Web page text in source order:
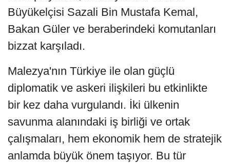
Büyükelçisi Sazali Bin Mustafa Kemal,
Bakan Güler ve beraberindeki komutanları
bizzat karşıladı.
Malezya'nın Türkiye ile olan güçlü
diplomatik ve askeri ilişkileri bu etkinlikte
bir kez daha vurgulandı. İki ülkenin
savunma alanındaki iş birliği ve ortak
çalışmaları, hem ekonomik hem de stratejik
anlamda büyük önem taşıyor. Bu tür